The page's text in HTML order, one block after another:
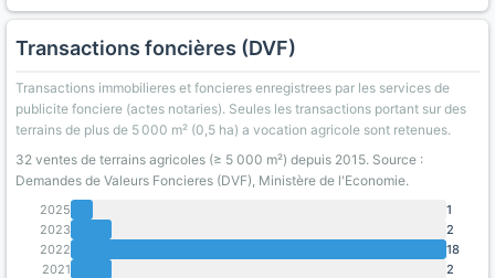
Transactions foncières (DVF)
Transactions immobilieres et foncieres enregistrees par les services de
publicite fonciere (actes notaries). Seules les transactions portant sur des
terrains de plus de 5 000 m² (0,5 ha) a vocation agricole sont retenues.
32 ventes de terrains agricoles (≥ 5 000 m²) depuis 2015. Source :
Demandes de Valeurs Foncieres (DVF), Ministère de l'Economie.
2025
1
2023
2
2022
18
2021
2